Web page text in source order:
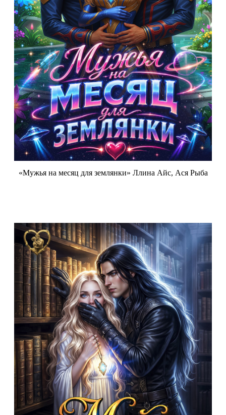
«Мужья на месяц для землянки» Ллина Айс, Ася Рыба